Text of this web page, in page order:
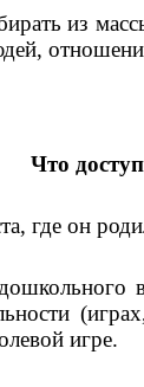
из
Что
где он
игре.